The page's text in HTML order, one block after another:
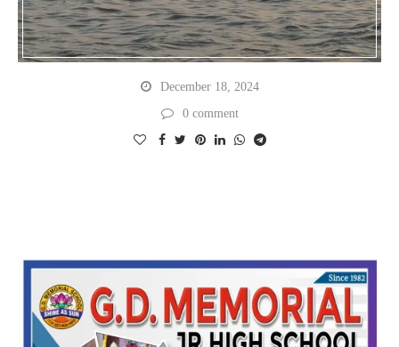
December 18, 2024
0 comment